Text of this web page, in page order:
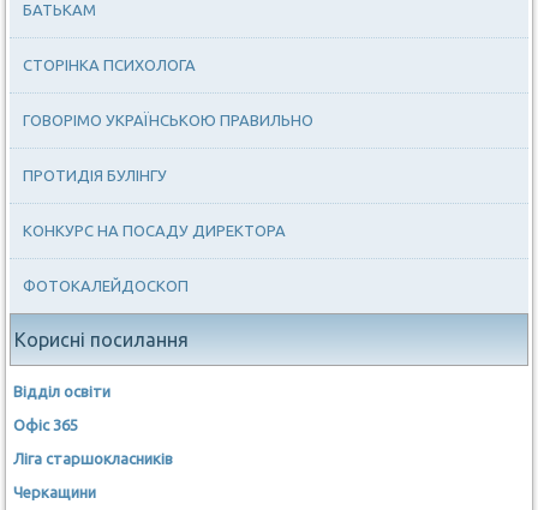
БАТЬКАМ
СТОРІНКА ПСИХОЛОГА
ГОВОРІМО УКРАЇНСЬКОЮ ПРАВИЛЬНО
ПРОТИДІЯ БУЛІНГУ
КОНКУРС НА ПОСАДУ ДИРЕКТОРА
ФОТОКАЛЕЙДОСКОП
Корисні посилання
Відділ освіти
Офіс 365
Ліга старшокласників
Черкащини